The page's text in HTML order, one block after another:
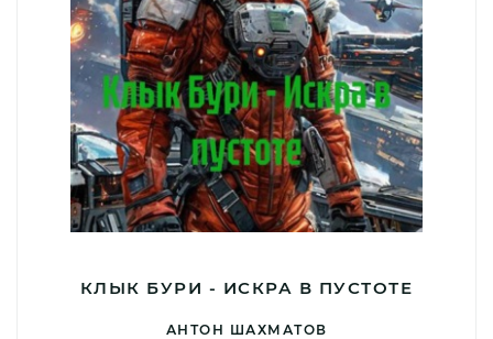
КЛЫК БУРИ - ИСКРА В ПУСТОТЕ
АНТОН ШАХМАТОВ